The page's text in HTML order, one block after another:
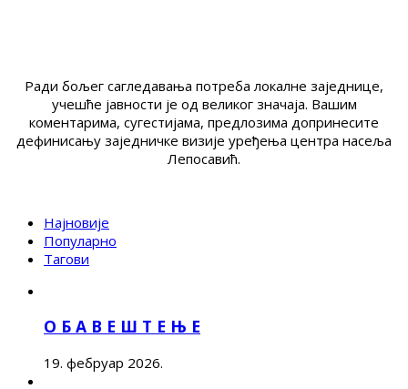
Ради бољег сагледавања потреба локалне заједнице,
учешће јавности је од великог значаја. Вашим
коментарима, сугестијама, предлозима допринесите
дефинисању заједничке визије уређења центра насеља
Лепосавић.
Најновије
Популарно
Тагови
О Б А В Е Ш Т Е Њ Е
19. фебруар 2026.